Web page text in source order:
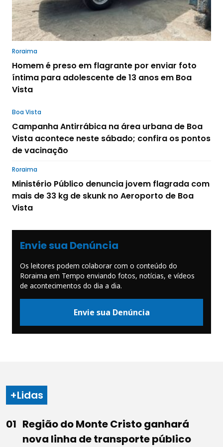
Roraima
Homem é preso em flagrante por enviar foto
íntima para adolescente de 13 anos em Boa
Vista
Boa Vista
Campanha Antirrábica na área urbana de Boa
Vista acontece neste sábado; confira os pontos
de vacinação
Roraima
Ministério Público denuncia jovem flagrada com
mais de 33 kg de skunk no Aeroporto de Boa
Vista
Envie sua Denúncia
Os leitores podem colaborar com o conteúdo do
Roraima em Tempo enviando fotos, notícias, e vídeos
de acontecimentos do dia a dia.
Envie sua Denúncia
+Lidas
Região do Monte Cristo ganhará
nova linha de transporte público